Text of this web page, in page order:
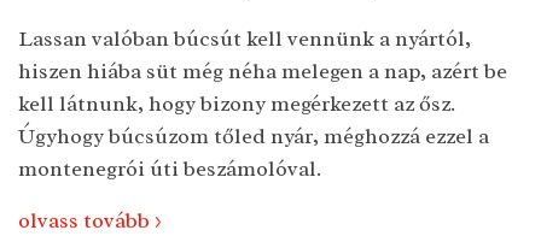
Lassan valóban búcsút kell vennünk a nyártól,
hiszen hiába süt még néha melegen a nap, azért be
kell látnunk, hogy bizony megérkezett az ősz.
Úgyhogy búcsúzom tőled nyár, méghozzá ezzel a
montenegrói úti beszámolóval.
olvass tovább >